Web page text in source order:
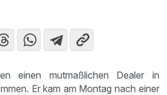
einen mutmaßlichen Dealer in
Er kam am Montag nach einer